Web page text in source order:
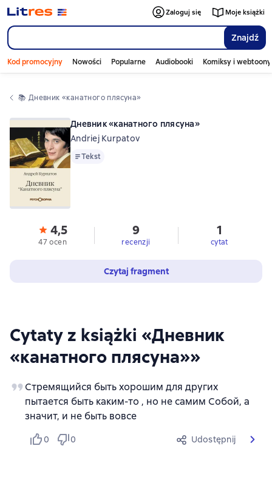
Znajdź
Zaloguj się Moje książki
Kod promocyjny Nowości Popularne Audiobooki Komiksy i webtoony
📚 Дневник «канатного плясуна»
Cytaty z książki «Дневник
«канатного плясуна»»
Стремящийся быть хорошим для других
пытается быть каким-то , но не самим Собой, а
значит, и не быть вовсе
0 0 Udostępnij
Дневник «канатного плясуна»
Andriej Kurpatov
TekstTekst
4,5
47 ocen
9
recenzji
1
cytat
Czytaj fragment